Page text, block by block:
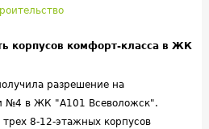
корпусов комфорт-класса в ЖК
разрешение на
№4 в ЖК "А101 Всеволожск".
8-12-этажных корпусов